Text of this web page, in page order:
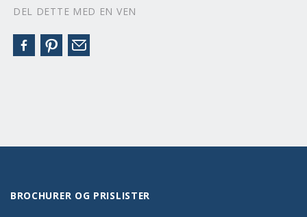
DEL DETTE MED EN VEN
BROCHURER OG PRISLISTER